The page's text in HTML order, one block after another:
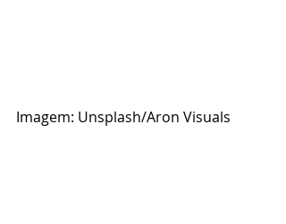
Imagem: Unsplash/Aron Visuals